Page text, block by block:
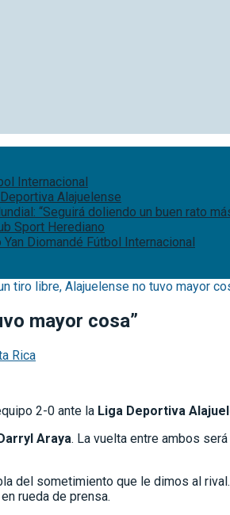
Internacional
Alajuelense
“Seguirá doliendo un buen rato
Sport Herediano
Diomandé Fútbol Internacional
tiro libre, Alajuelense no tuvo mayor
mayor cosa”
Rica
2-0 ante la Liga Deportiva
Araya. La vuelta entre ambos
del sometimiento que le dimos al
rueda de prensa.